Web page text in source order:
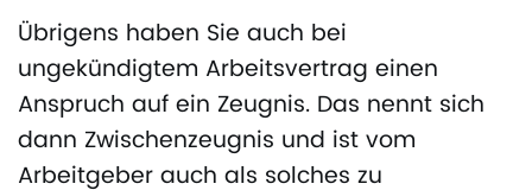
Übrigens haben Sie auch bei
ungekündigtem Arbeitsvertrag einen
Anspruch auf ein Zeugnis. Das nennt sich
dann Zwischenzeugnis und ist vom
Arbeitgeber auch als solches zu